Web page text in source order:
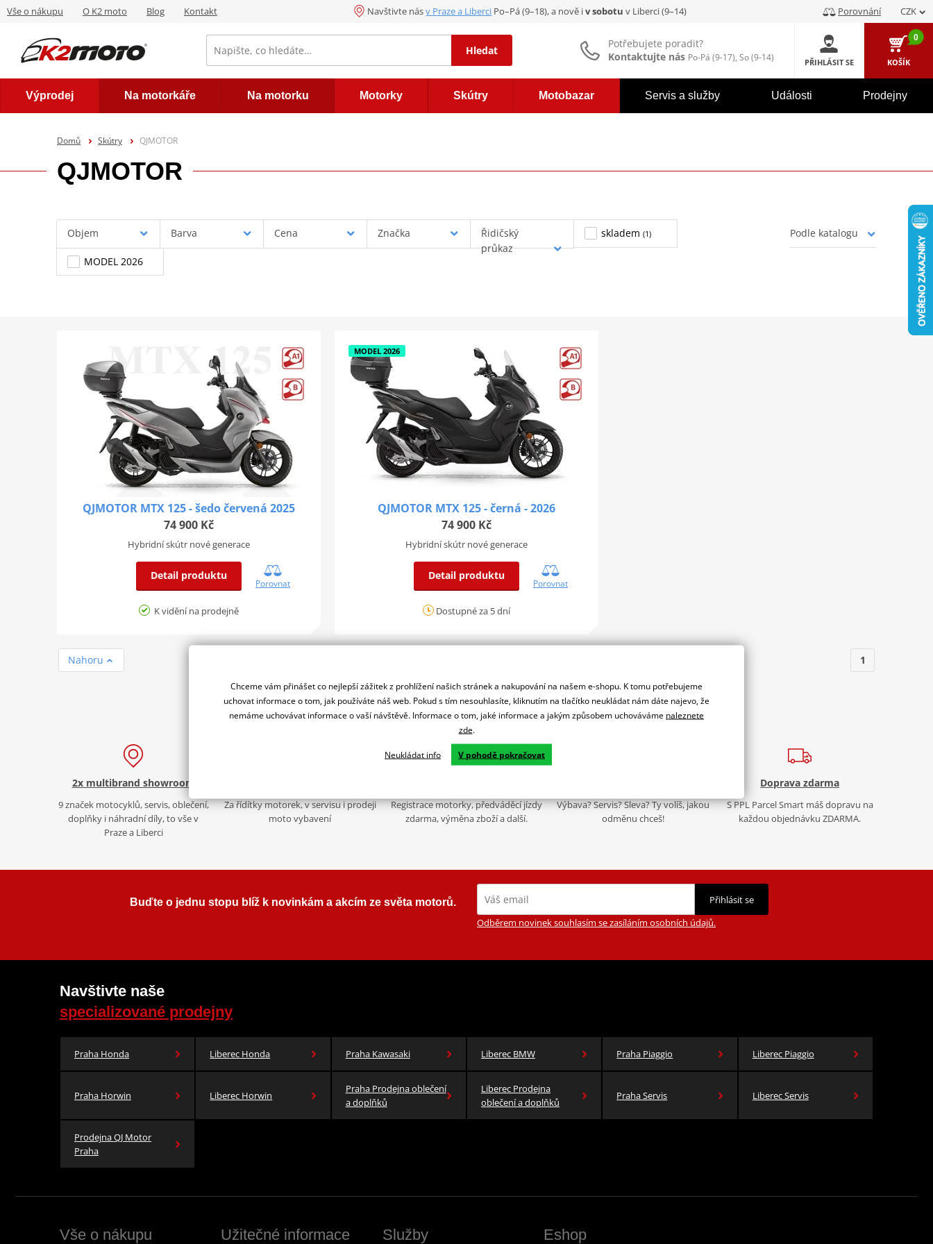
Vše o nákupu O K2 moto Blog Kontakt Navštivte násv Praze a Liberci Po–Pá (9–18), a nově iv sobotu v Liberci (9–14) Porovnání CZK
Hledat
Potřebujete poradit?
Kontaktujte nás Po-Pá (9-17), So (9-14) PŘIHLÁSIT SE
0
KOŠÍK
Výprodej Na motorkáře Na motorku Motorky Skútry Motobazar Servis a služby Události Prodejny
Domů Skútry QJMOTOR
QJMOTOR
Objem Barva Cena Značka
Řidičský
průkaz
skladem (1)
MODEL 2026
QJMOTOR MTX 125 - šedo červená 2025
74 900 Kč
Hybridní skútr nové generace
Detail produktu
Porovnat
K vidění na prodejně
MODEL 2026
QJMOTOR MTX 125 - černá - 2026
74 900 Kč
Hybridní skútr nové generace
Detail produktu
Porovnat
Dostupné za 5 dní
1
Nahoru
2x multibrand showroom
9 značek motocyklů, servis, oblečení,
doplňky i náhradní díly, to vše v
Praze a Liberci
Za řídítky motorek, v servisu i prodeji
moto vybavení
Registrace motorky, předváděcí jízdy
zdarma, výměna zboží a další.
Výbava? Servis? Sleva? Ty volíš, jakou
odměnu chceš!
Doprava zdarma
S PPL Parcel Smart máš dopravu na
každou objednávku ZDARMA.
Buďte o jednu stopu blíž k novinkám a akcím ze světa motorů.
Přihlásit se
Odběrem novinek souhlasím se zasíláním osobních údajů.
Navštivte naše
specializované prodejny
Praha Honda Liberec Honda Praha Kawasaki Liberec BMW Praha Piaggio Liberec Piaggio
Praha Horwin Liberec Horwin
Praha Prodejna oblečení
a doplňků
Liberec Prodejna
oblečení a doplňků
Praha Servis Liberec Servis
Prodejna QJ Motor
Praha
Vše o nákupu Užitečné informace Služby Eshop
Chceme vám přinášet co nejlepší zážitek z prohlížení našich stránek a nakupování na našem e-shopu. K tomu potřebujeme
uchovat informace o tom, jak používáte náš web. Pokud s tím nesouhlasíte, kliknutím na tlačítko neukládat nám dáte najevo, že
nemáme uchovávat informace o vaší návštěvě. Informace o tom, jaké informace a jakým způsobem uchováváme naleznete
zde.
Neukládat info V pohodě pokračovat